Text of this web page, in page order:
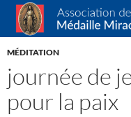
Association de la
Recherche
ALLER
AU
MÉDITATION
journée de
pour la paix